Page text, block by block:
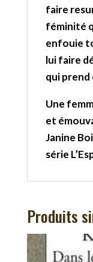
faire
féminité
enfouie
lui faire
qui
Une
et
Janine
série
Produits